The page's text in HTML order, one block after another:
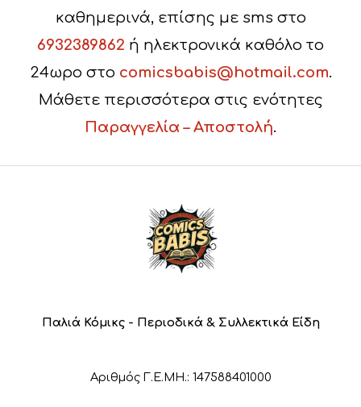
καθημερινά, επίσης με sms στο
6932389862 ή ηλεκτρονικά καθόλο το
24ωρο στο comicsbabis@hotmail.com.
Μάθετε περισσότερα στις ενότητες
Παραγγελία – Αποστολή.
Παλιά Κόμικς - Περιοδικά & Συλλεκτικά Είδη
Αριθμός Γ.Ε.ΜΗ.: 147588401000